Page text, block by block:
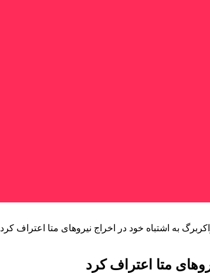
به اشتباه خود در اخراج نیروهای متا اعتراف کرد
متا اعتراف کرد